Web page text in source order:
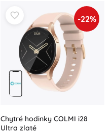
-22%
Chytré hodinky COLMI i28
Ultra zlaté